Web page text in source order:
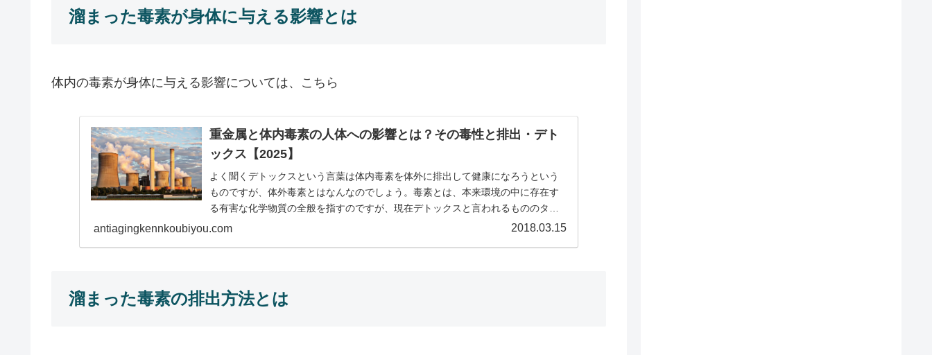
溜まった毒素が身体に与える影響とは
体内の毒素が身体に与える影響については、こちら
重金属と体内毒素の人体への影響とは？その毒性と排出・デト
ックス【2025】
よく聞くデトックスという言葉は体内毒素を体外に排出して健康になろうという
ものですが、体外毒素とはなんなのでしょう。毒素とは、本来環境の中に存在す
る有害な化学物質の全般を指すのですが、現在デトックスと言われるもののター
ゲットとなっているのは、工業先進国などに多く存在する有害重金属です。つま
antiagingkennkoubiyou.com 2018.03.15
溜まった毒素の排出方法とは